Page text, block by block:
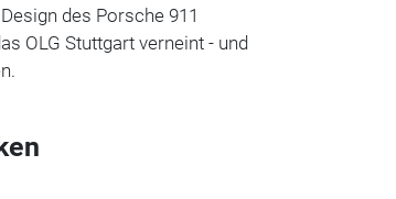
des Porsche 911
OLG Stuttgart verneint - und